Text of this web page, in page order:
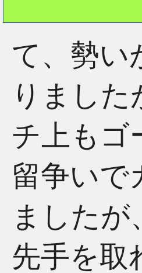
て、勢い
りまし
チ上もゴ
留争いで
ました
先手を取